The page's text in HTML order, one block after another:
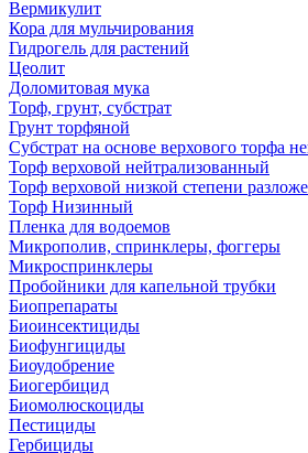
Вермикулит
Кора для мульчирования
Гидрогель для растений
Цеолит
Доломитовая мука
Торф, грунт, субстрат
Грунт торфяной
Субстрат на основе верхового торфа
Торф верховой нейтрализованный
Торф верховой низкой степени
Торф Низинный
Пленка для водоемов
Микрополив, спринклеры, фоггеры
Микроспринклеры
Пробойники для капельной трубки
Биопрепараты
Биоинсектициды
Биофунгициды
Биоудобрение
Биогербицид
Биомолюскоциды
Пестициды
Гербициды